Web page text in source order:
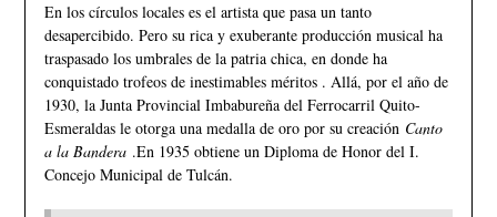
En los círculos locales es el artista que pasa un tanto
desapercibido. Pero su rica y exuberante producción musical ha
traspasado los umbrales de la patria chica, en donde ha
conquistado trofeos de inestimables méritos . Allá, por el año de
1930, la Junta Provincial Imbabureña del Ferrocarril Quito­-
Esmeraldas le otorga una medalla de oro por su creación Canto
a la Bandera.En 1935 obtiene un Diploma de Honor del I.
Concejo Municipal de Tulcán.